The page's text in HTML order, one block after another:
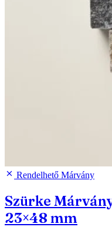
Rendelhető Márvány
Szürke
23×48 mm